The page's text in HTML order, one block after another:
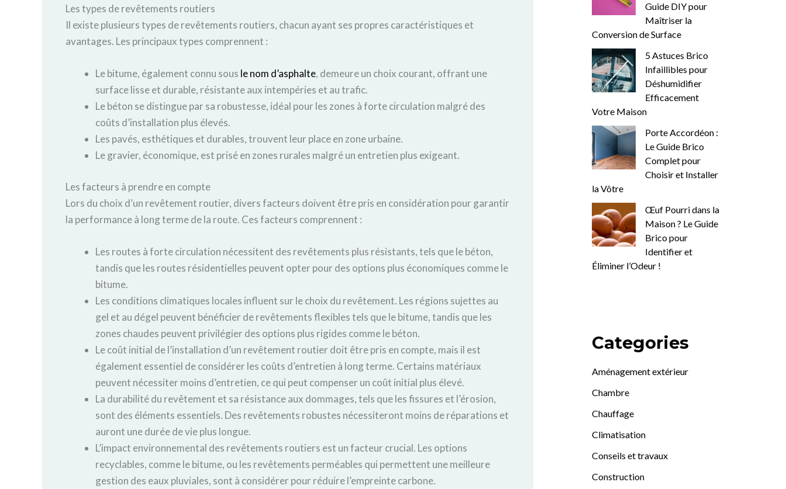
Les types de revêtements routiers
Il existe plusieurs types de revêtements routiers, chacun ayant ses propres caractéristiques et
avantages. Les principaux types comprennent :
Le bitume, également connu sous le nom d’asphalte, demeure un choix courant, offrant une
surface lisse et durable, résistante aux intempéries et au trafic.
Le béton se distingue par sa robustesse, idéal pour les zones à forte circulation malgré des
coûts d’installation plus élevés.
Les pavés, esthétiques et durables, trouvent leur place en zone urbaine.
Le gravier, économique, est prisé en zones rurales malgré un entretien plus exigeant.
Les facteurs à prendre en compte
Lors du choix d’un revêtement routier, divers facteurs doivent être pris en considération pour garantir
la performance à long terme de la route. Ces facteurs comprennent :
Les routes à forte circulation nécessitent des revêtements plus résistants, tels que le béton,
tandis que les routes résidentielles peuvent opter pour des options plus économiques comme le
bitume.
Les conditions climatiques locales influent sur le choix du revêtement. Les régions sujettes au
gel et au dégel peuvent bénéficier de revêtements flexibles tels que le bitume, tandis que les
zones chaudes peuvent privilégier des options plus rigides comme le béton.
Le coût initial de l’installation d’un revêtement routier doit être pris en compte, mais il est
également essentiel de considérer les coûts d’entretien à long terme. Certains matériaux
peuvent nécessiter moins d’entretien, ce qui peut compenser un coût initial plus élevé.
La durabilité du revêtement et sa résistance aux dommages, tels que les fissures et l’érosion,
sont des éléments essentiels. Des revêtements robustes nécessiteront moins de réparations et
auront une durée de vie plus longue.
L’impact environnemental des revêtements routiers est un facteur crucial. Les options
recyclables, comme le bitume, ou les revêtements perméables qui permettent une meilleure
gestion des eaux pluviales, sont à considérer pour réduire l’empreinte carbone.
Guide DIY pour
Maîtriser la
Conversion de Surface
5 Astuces Brico
Infaillibles pour
Déshumidifier
Efficacement
Votre Maison
Porte Accordéon :
Le Guide Brico
Complet pour
Choisir et Installer
la Vôtre
Œuf Pourri dans la
Maison ? Le Guide
Brico pour
Identifier et
Éliminer l’Odeur !
Categories
Aménagement extérieur
Chambre
Chauffage
Climatisation
Conseils et travaux
Construction